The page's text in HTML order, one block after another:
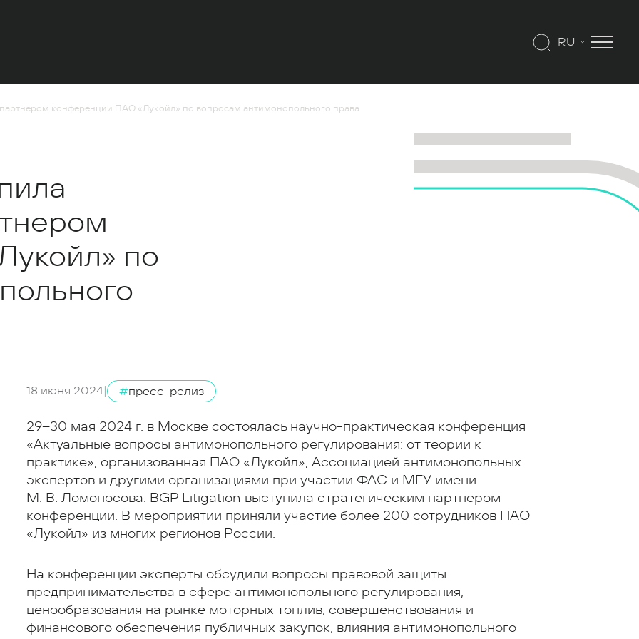
RU
конференции ПАО «Лукойл» по вопросам антимонопольного права
по
18 июня 2024| #пресс-релиз
29–30 мая 2024 г. в Москве состоялась научно-практическая конференция
«Актуальные вопросы антимонопольного регулирования: от теории к
практике», организованная ПАО «Лукойл», Ассоциацией антимонопольных
экспертов и другими организациями при участии ФАС и МГУ имени
М. В. Ломоносова. BGP Litigation выступила стратегическим партнером
конференции. В мероприятии приняли участие более 200 сотрудников ПАО
«Лукойл» из многих регионов России.
На конференции эксперты обсудили вопросы правовой защиты
предпринимательства в сфере антимонопольного регулирования,
ценообразования на рынке моторных топлив, совершенствования и
финансового обеспечения публичных закупок, влияния антимонопольного